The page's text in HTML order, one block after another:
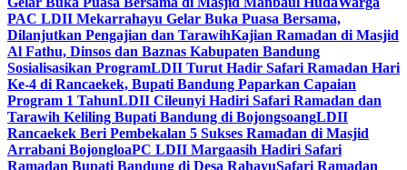
PAC LDII Mekarrahayu Gelar Buka Puasa Bersama,
Dilanjutkan Pengajian dan TarawihKajian Ramadan di Masjid
Al Fathu, Dinsos dan Baznas Kabupaten Bandung
Sosialisasikan ProgramLDII Turut Hadir Safari Ramadan Hari
Ke-4 di Rancaekek, Bupati Bandung Paparkan Capaian
Program 1 TahunLDII Cileunyi Hadiri Safari Ramadan dan
Tarawih Keliling Bupati Bandung di BojongsoangLDII
Rancaekek Beri Pembekalan 5 Sukses Ramadan di Masjid
Arrabani BojongloaPC LDII Margaasih Hadiri Safari
Ramadan Bupati Bandung di Desa RahayuSafari Ramadan